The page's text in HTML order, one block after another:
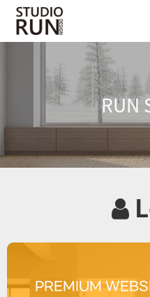
RUN
PREMIUM